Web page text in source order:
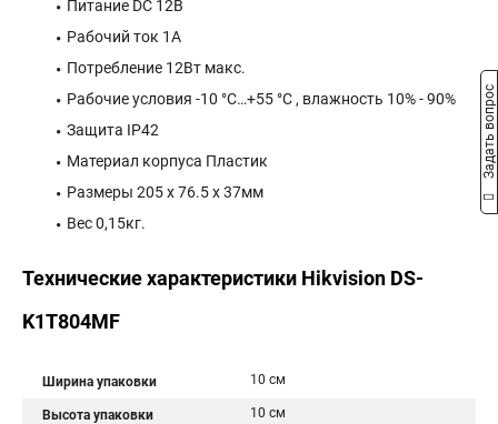
Питание DC 12В
Рабочий ток 1А
Потребление 12Вт макс.
Рабочие условия -10 °C…+55 °C , влажность 10% - 90%
Защита IP42
Материал корпуса Пластик
Размеры 205 x 76.5 x 37мм
Вес 0,15кг.
Технические характеристики Hikvision DS-
K1T804MF
Ширина упаковки 10 см
Высота упаковки 10 см
Задать вопрос